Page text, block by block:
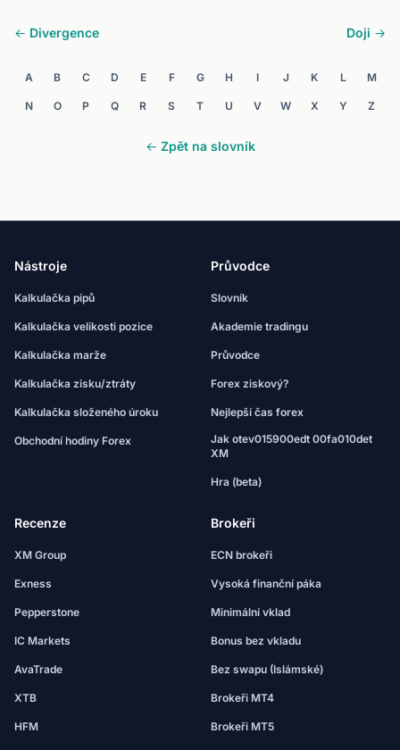
← Divergence Doji →
A B C D E F G H I J K L M
N O P Q R S T U V W X Y Z
← Zpět na slovník
Nástroje
Kalkulačka pipů
Kalkulačka velikosti pozice
Kalkulačka marže
Kalkulačka zisku/ztráty
Kalkulačka složeného úroku
Obchodní hodiny Forex
Průvodce
Slovník
Akademie tradingu
Průvodce
Forex ziskový?
Nejlepší čas forex
Jak otev015900edt 00fa010det
XM
Hra (beta)
Recenze
XM Group
Exness
Pepperstone
IC Markets
AvaTrade
XTB
HFM
Brokeři
ECN brokeři
Vysoká finanční páka
Minimální vklad
Bonus bez vkladu
Bez swapu (Islámské)
Brokeři MT4
Brokeři MT5